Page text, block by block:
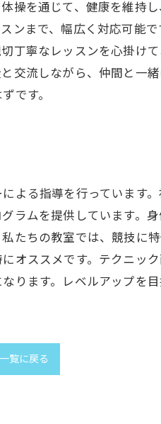
操を通じて、健康を維持
ンまで、幅広く対応可能
丁寧なレッスンを心掛け
交流しながら、仲間と一
です。
よる指導を行っています
ラムを提供しています。
たちの教室では、競技に
オススメです。テクニッ
ります。レベルアップを
一覧に戻る